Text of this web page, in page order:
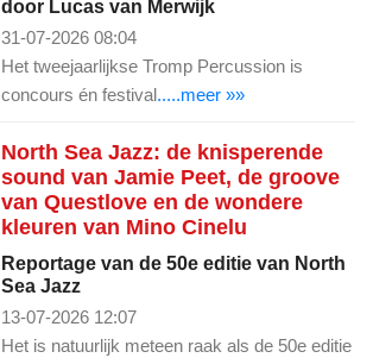
door Lucas van Merwijk
31-07-2026 08:04
Het tweejaarlijkse Tromp Percussion is
concours én festival.....meer »»
North Sea Jazz: de knisperende
sound van Jamie Peet, de groove
van Questlove en de wondere
kleuren van Mino Cinelu
Reportage van de 50e editie van North
Sea Jazz
13-07-2026 12:07
Het is natuurlijk meteen raak als de 50e editie